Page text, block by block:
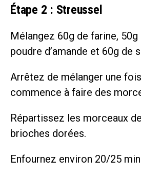
Étape 2 : Streussel
Mélangez 60g de farine,
poudre d’amande et 60g de
Arrêtez de mélanger une
commence à faire des
Répartissez les morceaux
brioches dorées.
Enfournez environ 20/25 min